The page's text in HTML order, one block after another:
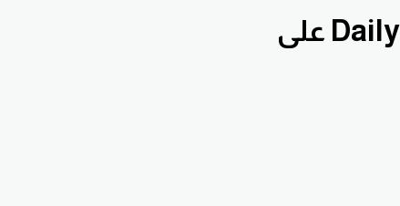
إشترك في قناة التحليلات الفنية Daily Hennawifx على